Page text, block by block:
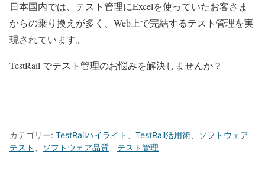
日本国内では、テスト管理にExcelを使っていたお客さま
からの乗り換えが多く、Web上で完結するテスト管理を実
現されています。
TestRail でテスト管理のお悩みを解決しませんか？
カテゴリー: TestRailハイライト TestRail活用術
ソフトウェア
テスト
ソフトウェア品質 テスト管理